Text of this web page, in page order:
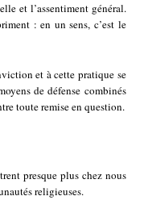
et l’assentiment général.
: en un sens, c’est le
et à cette pratique se
de défense combinés
toute remise en question.
presque plus chez nous
religieuses.